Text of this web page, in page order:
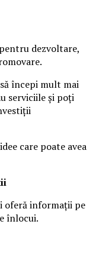
dezvoltare,
începi mult mai
serviciile și poți
care poate avea
oferă informații pe
înlocui.